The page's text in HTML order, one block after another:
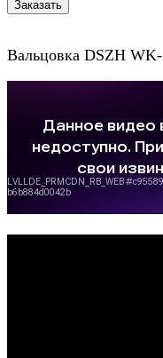
Вальцовка DSZH